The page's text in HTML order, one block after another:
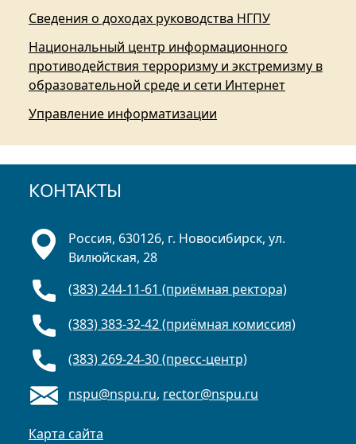
Сведения о доходах руководства НГПУ
Национальный центр информационного
противодействия терроризму и экстремизму в
образовательной среде и сети Интернет
Управление информатизации
КОНТАКТЫ
Россия, 630126, г. Новосибирск, ул.
Вилюйская, 28
(383) 244-11-61 (приёмная ректора)
(383) 383-32-42 (приёмная комиссия)
(383) 269-24-30 (пресс-центр)
nspu@nspu.ru, rector@nspu.ru
Карта сайта